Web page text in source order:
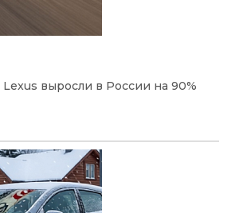
выросли в России на 90%